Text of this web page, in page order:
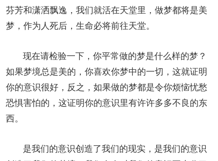
芬芳和潇洒飘逸，我们就活在天堂里，做梦都将是美
梦，作为人死后，生命必将前往天堂。
现在请检验一下，你平常做的梦是什么样的梦？
如果梦境总是美的，你喜欢你梦中的一切，这就证明
你的意识很好，反之，如果做的梦都是令你烦恼忧愁
恐惧害怕的，这证明你的意识里有许许多多不良的东
西。
是我们的意识创造了我们的现实，是我们的意识